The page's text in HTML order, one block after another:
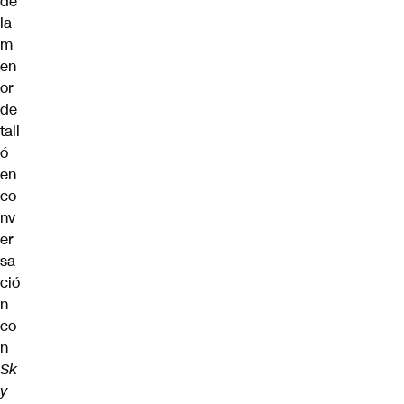
la
m
en
or
de
tall
ó
en
co
nv
er
sa
ció
n
co
n
Sk
y